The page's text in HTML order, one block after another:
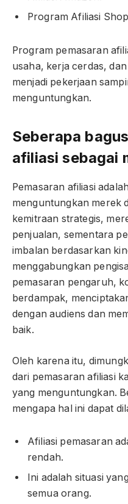
Program Afiliasi
Program pemasaran
usaha, kerja cerdas,
menjadi pekerjaan
menguntungkan.
Seberapa
afiliasi sebagai
Pemasaran afiliasi
menguntungkan merek
kemitraan strategis,
penjualan, sementara
imbalan berdasarkan
menggabungkan
pemasaran pengaruh,
berdampak,
dengan audiens dan
baik.
Oleh karena itu,
dari pemasaran afiliasi
yang menguntungkan.
mengapa hal ini dapat
Afiliasi pemasaran
rendah.
Ini adalah situasi
semua orang.